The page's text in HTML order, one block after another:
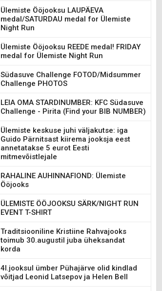
Ülemiste Ööjooksu LAUPÄEVA
medal/SATURDAU medal for Ülemiste
Night Run
Ülemiste Ööjooksu REEDE medal! FRIDAY
medal for Ülemiste Night Run
Südasuve Challenge FOTOD/Midsummer
Challenge PHOTOS
LEIA OMA STARDINUMBER: KFC Südasuve
Challenge - Pirita (Find your BIB NUMBER)
Ülemiste keskuse juhi väljakutse: iga
Guido Pärnitsast kiirema jooksja eest
annetatakse 5 eurot Eesti
mitmevõistlejale
RAHALINE AUHINNAFIOND: Ülemiste
Ööjooks
ÜLEMISTE ÖÖJOOKSU SÄRK/NIGHT RUN
EVENT T-SHIRT
Traditsiooniline Kristiine Rahvajooks
toimub 30.augustil juba üheksandat
korda
4l.jooksul ümber Pühajärve olid kindlad
võitjad Leonid Latsepov ja Helen Bell